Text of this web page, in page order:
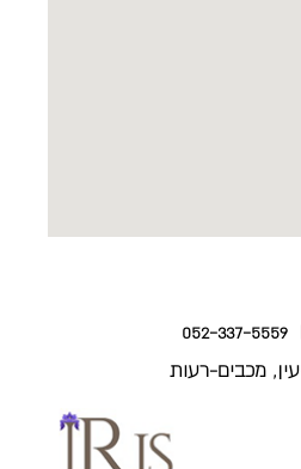
052-337-5559